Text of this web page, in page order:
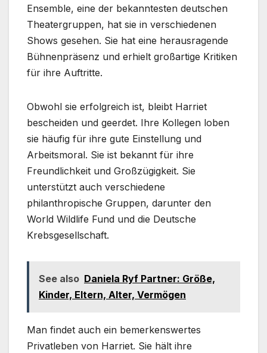
Ensemble, eine der bekanntesten deutschen
Theatergruppen, hat sie in verschiedenen
Shows gesehen. Sie hat eine herausragende
Bühnenpräsenz und erhielt großartige Kritiken
für ihre Auftritte.
Obwohl sie erfolgreich ist, bleibt Harriet
bescheiden und geerdet. Ihre Kollegen loben
sie häufig für ihre gute Einstellung und
Arbeitsmoral. Sie ist bekannt für ihre
Freundlichkeit und Großzügigkeit. Sie
unterstützt auch verschiedene
philanthropische Gruppen, darunter den
World Wildlife Fund und die Deutsche
Krebsgesellschaft.
See also Daniela Ryf Partner: Größe,
Kinder, Eltern, Alter, Vermögen
Man findet auch ein bemerkenswertes
Privatleben von Harriet. Sie hält ihre